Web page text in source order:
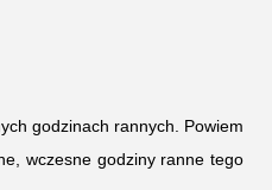
godzinach rannych. Powiem
wczesne godziny ranne tego